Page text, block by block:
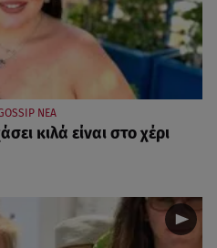
ΝΕΑ
κιλά είναι στο χέρι